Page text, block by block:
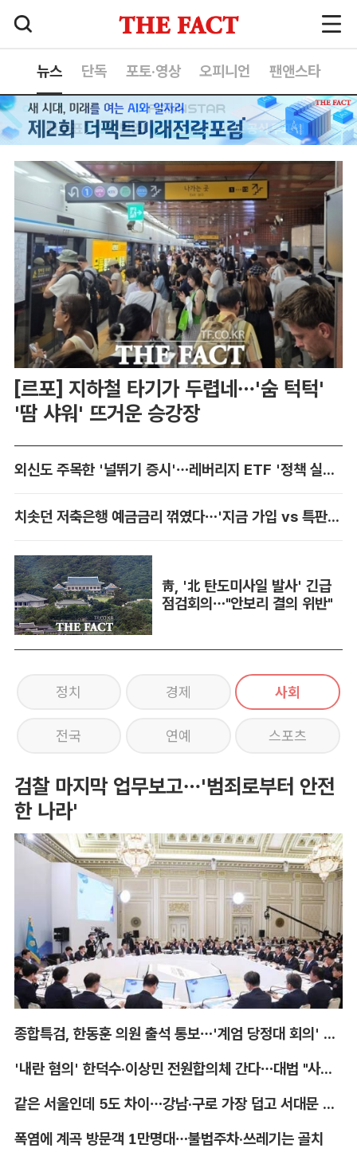
뉴스 단독 포토·영상 오피니언 팬앤스타
[르포] 지하철 타기가 두렵네…'숨 턱턱'
'땀 샤워' 뜨거운 승강장
외신도 주목한 '널뛰기 증시'…레버리지 ETF '정책 실패' 책임론 공방
치솟던 저축은행 예금금리 꺾였다…'지금 가입 vs 특판 대기' 셈법 복잡
靑, '北 탄도미사일 발사' 긴급
점검회의…"안보리 결의 위반"
정치 경제 사회
전국 연예 스포츠
검찰 마지막 업무보고…'범죄로부터 안전
한 나라'
종합특검, 한동훈 의원 출석 통보…'계엄 당정대 회의' 참고인
'내란 혐의' 한덕수·이상민 전원합의체 간다…대법 "사법적 평가 필요"
같은 서울인데 5도 차이…강남·구로 가장 덥고 서대문 낮다
폭염에 계곡 방문객 1만명대…불법주차·쓰레기는 골치